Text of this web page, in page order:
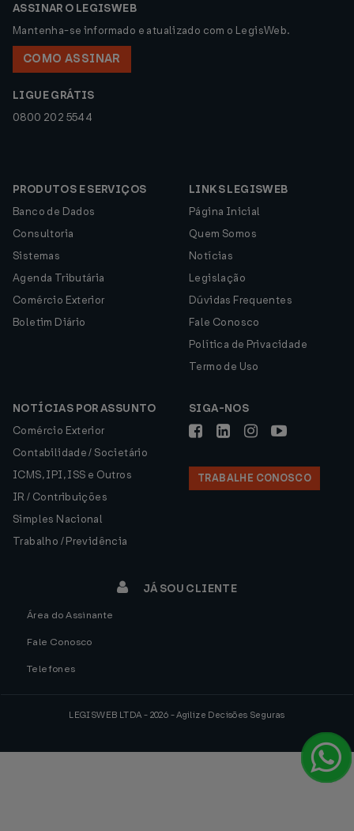
ASSINAR O LEGISWEB
Mantenha-se informado e atualizado com o LegisWeb.
COMO ASSINAR
LIGUE GRÁTIS
0800 202 5544
PRODUTOS E SERVIÇOS
Banco de Dados
Consultoria
Sistemas
Agenda Tributária
Comércio Exterior
Boletim Diário
LINKS LEGISWEB
Página Inicial
Quem Somos
Notícias
Legislação
Dúvidas Frequentes
Fale Conosco
Política de Privacidade
Termo de Uso
NOTÍCIAS POR ASSUNTO
Comércio Exterior
Contabilidade / Societário
ICMS, IPI, ISS e Outros
IR / Contribuições
Simples Nacional
Trabalho / Previdência
SIGA-NOS
TRABALHE CONOSCO
JÁ SOU CLIENTE
Área do Assinante
Fale Conosco
Telefones
LEGISWEB LTDA - 2026 - Agilize Decisões Seguras